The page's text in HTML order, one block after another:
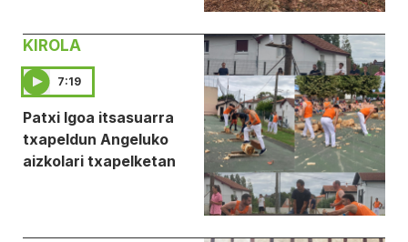
KIROLA
7:19
Patxi Igoa itsasuarra
txapeldun Angeluko
aizkolari txapelketan